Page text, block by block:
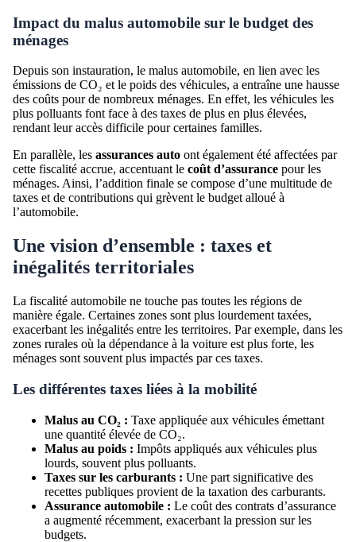
Impact du malus automobile sur le budget des
ménages
Depuis son instauration, le malus automobile, en lien avec les
émissions de CO₂ et le poids des véhicules, a entraîne une hausse
des coûts pour de nombreux ménages. En effet, les véhicules les
plus polluants font face à des taxes de plus en plus élevées,
rendant leur accès difficile pour certaines familles.
En parallèle, les assurances auto ont également été affectées par
cette fiscalité accrue, accentuant le coût d’assurance pour les
ménages. Ainsi, l’addition finale se compose d’une multitude de
taxes et de contributions qui grèvent le budget alloué à
l’automobile.
Une vision d’ensemble : taxes et
inégalités territoriales
La fiscalité automobile ne touche pas toutes les régions de
manière égale. Certaines zones sont plus lourdement taxées,
exacerbant les inégalités entre les territoires. Par exemple, dans les
zones rurales où la dépendance à la voiture est plus forte, les
ménages sont souvent plus impactés par ces taxes.
Les différentes taxes liées à la mobilité
Malus au CO₂ : Taxe appliquée aux véhicules émettant
une quantité élevée de CO₂.
Malus au poids : Impôts appliqués aux véhicules plus
lourds, souvent plus polluants.
Taxes sur les carburants : Une part significative des
recettes publiques provient de la taxation des carburants.
Assurance automobile : Le coût des contrats d’assurance
a augmenté récemment, exacerbant la pression sur les
budgets.